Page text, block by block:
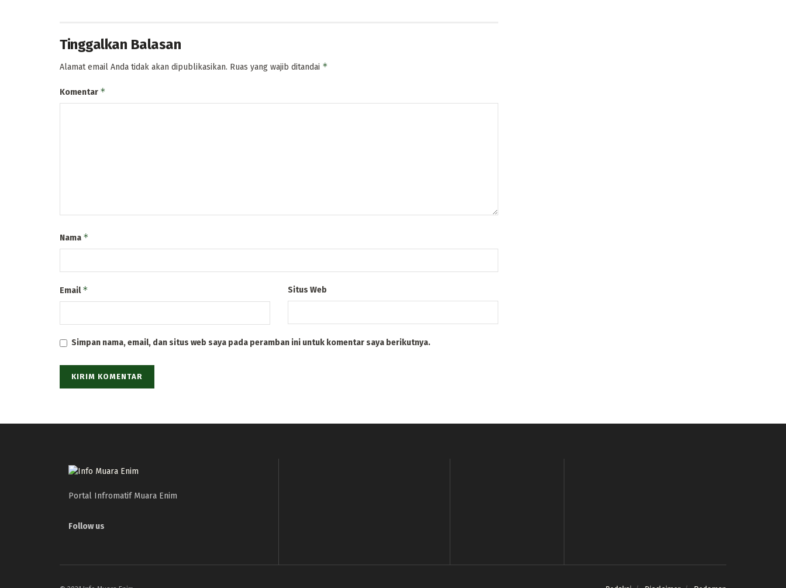
Tinggalkan Balasan
Alamat email Anda tidak akan dipublikasikan. Ruas yang wajib ditandai *
Komentar *
Nama *
Email* Situs Web
Simpan nama, email, dan situs web saya pada peramban ini untuk komentar saya berikutnya.
Portal Infromatif Muara Enim
Follow us